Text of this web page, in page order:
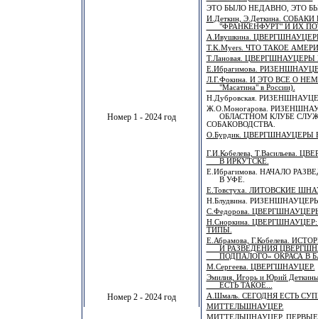
Номер 1 - 2024 год
Номер 2 - 2024 год
ЭТО БЫЛО НЕДАВНО, ЭТО
И.Деткин, Э.Деткина.
"ФРАНКЕНФУРТ" И ИХ
А.Ивушкина.
T.K.Myers. ЧТО ТАКОЕ
Т.Лановая.
Е.Ибрагимова.
Л.Г.Фокина. И ЭТО ВСЕ О НЕМ
"Масатина" в России).
Н.Дубровская.
Ж.О.Моногарова.
ОБЛАСТНОМ КЛУБЕ
СОБАКОВОДСТВА.
О.Бурдик. ЦВЕРГШНАУЦЕРЫ
Г.И.Кобелева, Т.Васильева.
В ИРКУТСКЕ.
Е.Ибрагимова. НАЧАЛО
В УФЕ.
Е.Товстуха. ЛИТОВСКИЕ
Н.Блудвина.
С.Федорова.
Н.Сноркина.
ТИПЫ.
Е.Абрамова, Г.Кобелева.
И РАЗВЕДЕНИЯ
ПОДПАЛОГО» ОКРАСА В
М.Сергеева. ЦВЕРГШНАУЦЕР.
Эмилия, Игорь и Юрий
ЕСТЬ ТАКОЕ...
А.Шмаль. СЕГОДНЯ ЕСТЬ
МИТТЕЛЬШНАУЦЕР.
МИТТЕЛЬШНАУЦЕР. ПЕРВЫЕ